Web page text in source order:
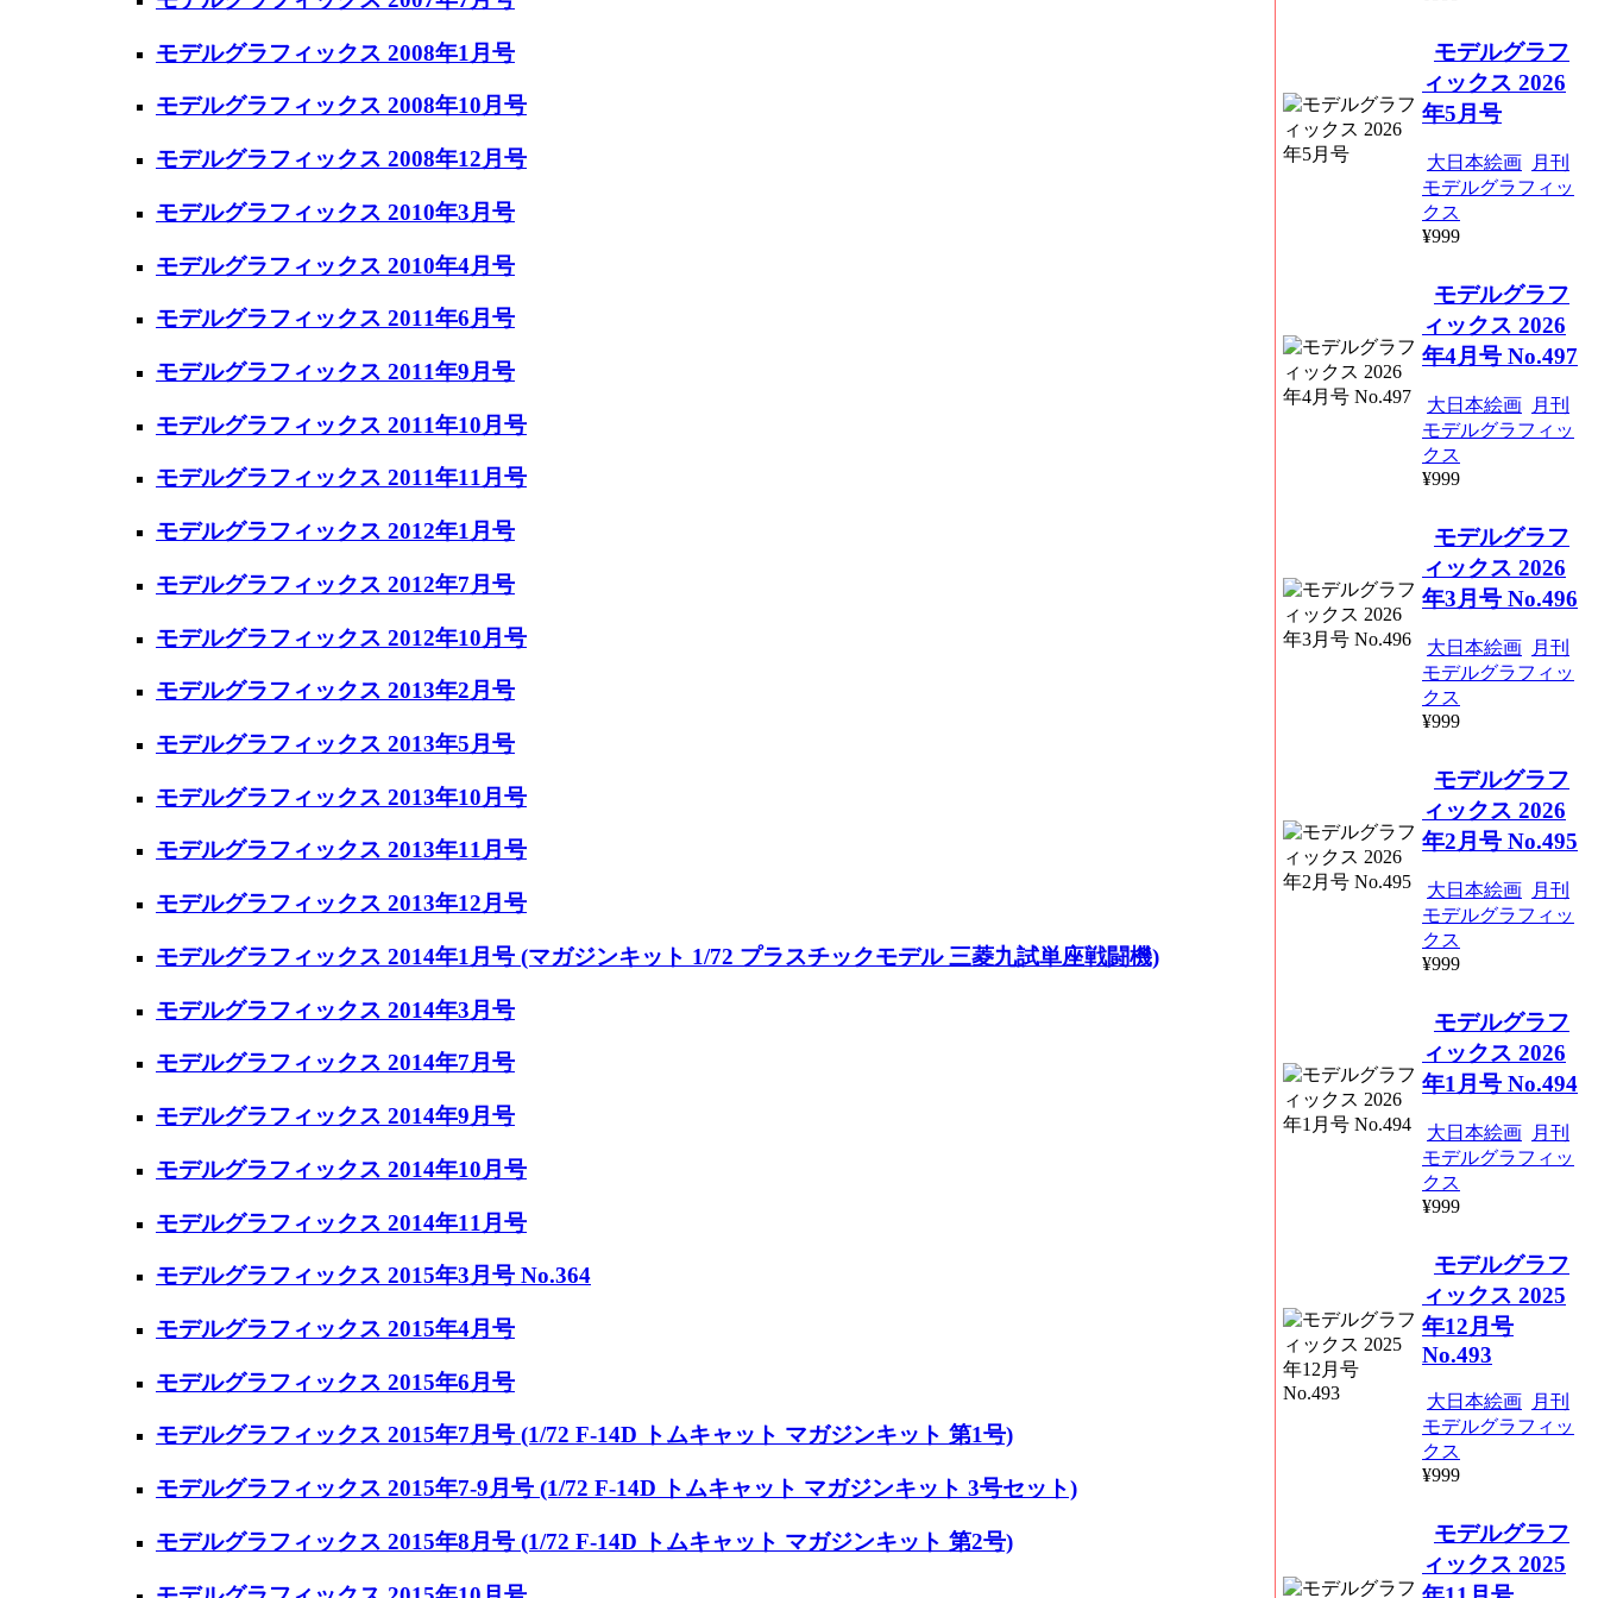
モデルグラフィックス 2008年1月号
モデルグラフィックス 2008年10月号
モデルグラフィックス 2008年12月号
モデルグラフィックス 2010年3月号
モデルグラフィックス 2010年4月号
モデルグラフィックス 2011年6月号
モデルグラフィックス 2011年9月号
モデルグラフィックス 2011年10月号
モデルグラフィックス 2011年11月号
モデルグラフィックス 2012年1月号
モデルグラフィックス 2012年7月号
モデルグラフィックス 2012年10月号
モデルグラフィックス 2013年2月号
モデルグラフィックス 2013年5月号
モデルグラフィックス 2013年10月号
モデルグラフィックス 2013年11月号
モデルグラフィックス 2013年12月号
モデルグラフィックス 2014年1月号 (マガジンキット 1/72 プラスチックモデル 三菱九試単座戦闘機)
モデルグラフィックス 2014年3月号
モデルグラフィックス 2014年7月号
モデルグラフィックス 2014年9月号
モデルグラフィックス 2014年10月号
モデルグラフィックス 2014年11月号
モデルグラフィックス 2015年3月号 No.364
モデルグラフィックス 2015年4月号
モデルグラフィックス 2015年6月号
モデルグラフィックス 2015年7月号 (1/72 F-14D トムキャット マガジンキット 第1号)
モデルグラフィックス 2015年7-9月号 (1/72 F-14D トムキャット マガジンキット 3号セット)
モデルグラフィックス 2015年8月号 (1/72 F-14D トムキャット マガジンキット 第2号)
モデルグラフ
ィックス 2026
年5月号
大日本絵画
月刊
モデルグラフィッ
クス
¥999
モデルグラフ
ィックス 2026
年4月号 No.497
大日本絵画
月刊
モデルグラフィッ
クス
¥999
モデルグラフ
ィックス 2026
年3月号 No.496
大日本絵画
月刊
モデルグラフィッ
クス
¥999
モデルグラフ
ィックス 2026
年2月号 No.495
大日本絵画
月刊
モデルグラフィッ
クス
¥999
モデルグラフ
ィックス 2026
年1月号 No.494
大日本絵画
月刊
モデルグラフィッ
クス
¥999
モデルグラフ
ィックス 2025
年12月号
No.493
大日本絵画
月刊
モデルグラフィッ
クス
¥999
モデルグラフ
ィックス 2025